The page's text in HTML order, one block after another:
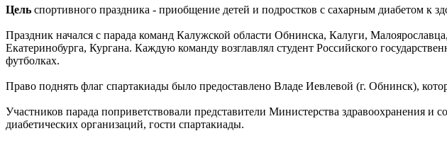
Цель спортивного праздника - приобщение детей и подростков с сахарным диабетом к
Праздник начался с парада команд Калужской области Обнинска, Калуги,
Екатеринобурга, Кургана. Каждую команду возглавлял студент Российского
футболках.
Право поднять флаг спартакиады было предоставлено Владе Иевлевой (г. Обнинск),
Участников парада поприветствовали представители Министерства здравоохранения
диабетических организаций, гости спартакиады.